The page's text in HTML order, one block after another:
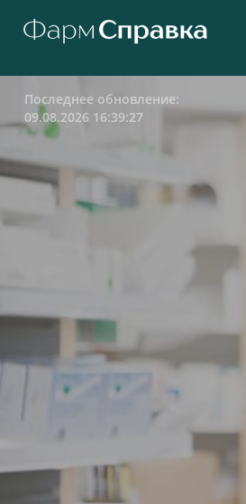
Последнее обновление:
09.08.2026 16:39:27